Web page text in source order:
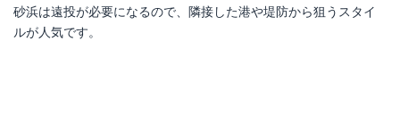
砂浜は遠投が必要になるので、隣接した港や堤防から狙うスタイ
ルが人気です。